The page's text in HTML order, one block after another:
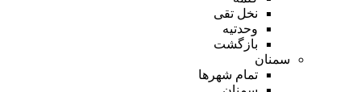
نخل تقی
وحدتیه
بازگشت
سمنان
تمام شهر‌ها